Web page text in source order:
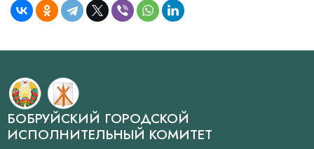
БОБРУЙСКИЙ ГОРОДСКОЙ
ИСПОЛНИТЕЛЬНЫЙ КОМИТЕТ